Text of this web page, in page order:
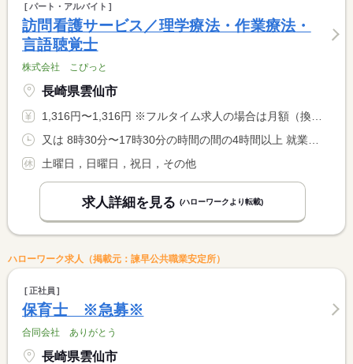
パート・アルバイト
訪問看護サービス／理学療法・作業療法・
言語聴覚士
株式会社 こぴっと
長崎県雲仙市
1,316円〜1,316円 ※フルタイム求人の場合は月額（換算額）、パート求人の場合は時間額を表示しています。
土曜日，日曜日，祝日，その他
求人詳細を見る (ハローワークより転載)
ハローワーク求人（掲載元：諫早公共職業安定所）
正社員
保育士 ※急募※
合同会社 ありがとう
長崎県雲仙市